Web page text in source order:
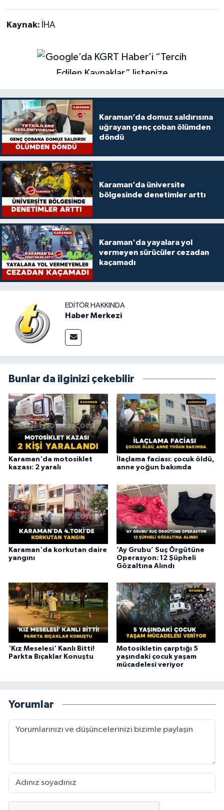
Kaynak: İHA
Karaman’da domuz saldırısına
uğrayan genç çoban ölümden
döndü
Karaman’da üniversite
bölgesinde denetimler arttı
Karaman'da yayalara yol
vermeyen sürücüler cezadan
kaçamadı
EDITÖR HAKKINDA
Haber Merkezi
Bunlar da ilginizi çekebilir
Karaman'da motosiklet
kazası: 2 yaralı
İlaçlama faciası: çocuk öldü,
anne yoğun bakımda
Karaman'da korkutan daire
yangını
‘Ay Grubu’ Suç Örgütüne
Operasyon: 12 Şüpheli
Gözaltına Alındı
'Kız Meselesi' Kanlı Bitti!
Parkta Bıçaklar Konuştu
Motosikletin çarptığı 5
yaşındaki çocuk yaşam
mücadelesi veriyor
Yorumlar